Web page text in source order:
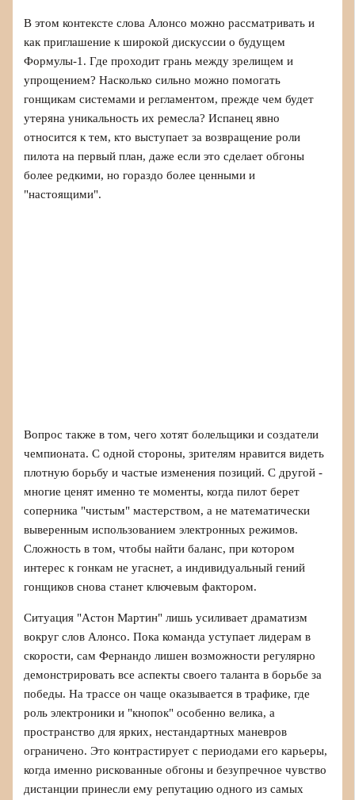
В этом контексте слова Алонсо можно рассматривать и
как приглашение к широкой дискуссии о будущем
Формулы‑1. Где проходит грань между зрелищем и
упрощением? Насколько сильно можно помогать
гонщикам системами и регламентом, прежде чем будет
утеряна уникальность их ремесла? Испанец явно
относится к тем, кто выступает за возвращение роли
пилота на первый план, даже если это сделает обгоны
более редкими, но гораздо более ценными и
"настоящими".
Вопрос также в том, чего хотят болельщики и создатели
чемпионата. С одной стороны, зрителям нравится видеть
плотную борьбу и частые изменения позиций. С другой -
многие ценят именно те моменты, когда пилот берет
соперника "чистым" мастерством, а не математически
выверенным использованием электронных режимов.
Сложность в том, чтобы найти баланс, при котором
интерес к гонкам не угаснет, а индивидуальный гений
гонщиков снова станет ключевым фактором.
Ситуация "Астон Мартин" лишь усиливает драматизм
вокруг слов Алонсо. Пока команда уступает лидерам в
скорости, сам Фернандо лишен возможности регулярно
демонстрировать все аспекты своего таланта в борьбе за
победы. На трассе он чаще оказывается в трафике, где
роль электроники и "кнопок" особенно велика, а
пространство для ярких, нестандартных маневров
ограничено. Это контрастирует с периодами его карьеры,
когда именно рискованные обгоны и безупречное чувство
дистанции принесли ему репутацию одного из самых